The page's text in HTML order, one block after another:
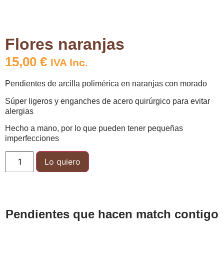
Flores naranjas
15,00 € IVA Inc.
Pendientes de arcilla polimérica en naranjas con morado
Súper ligeros y enganches de acero quirúrgico para evitar
alergias
Hecho a mano, por lo que pueden tener pequeñas
imperfecciones
Lo quiero
Pendientes que hacen match contigo